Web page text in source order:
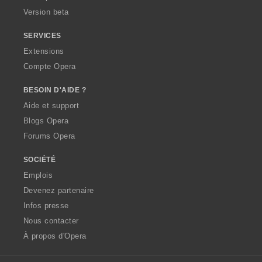
Version beta
SERVICES
Extensions
Compte Opera
BESOIN D'AIDE ?
Aide et support
Blogs Opera
Forums Opera
SOCIÉTÉ
Emplois
Devenez partenaire
Infos presse
Nous contacter
À propos d'Opera